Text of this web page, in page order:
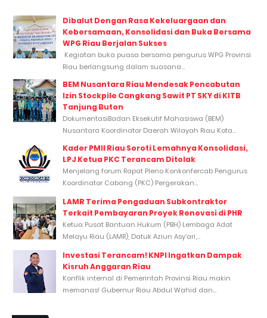
Dibalut Dengan Rasa Kekeluargaan dan
Kebersamaan, Konsolidasi dan Buka Bersama
WPG Riau Berjalan Sukses
Kegiatan buka puasa bersama pengurus WPG Provinsi
Riau berlangsung dalam suasana...
BEM Nusantara Riau Mendesak Pencabutan
Izin Stockpile Cangkang Sawit PT SKY di KITB
Tanjung Buton
DokumentasiBadan Eksekutif Mahasiswa (BEM)
Nusantara Koordinator Daerah Wilayah Riau Kota...
Kader PMII Riau Soroti Lemahnya Konsolidasi,
LPJ Ketua PKC Terancam Ditolak
Menjelang forum Rapat Pleno Konkonfercab Pengurus
Koordinator Cabang (PKC) Pergerakan...
LAMR Terima Pengaduan Subkontraktor
Terkait Pembayaran Proyek Renovasi di PHR
Ketua Pusat Bantuan Hukum (PBH) Lembaga Adat
Melayu Riau (LAMR), Datuk Aziun Asy’ari,...
Investasi Terancam! KNPI Ingatkan Dampak
Kisruh Anggaran Riau
Konflik internal di Pemerintah Provinsi Riau makin
memanas! Gubernur Riau Abdul Wahid dan...